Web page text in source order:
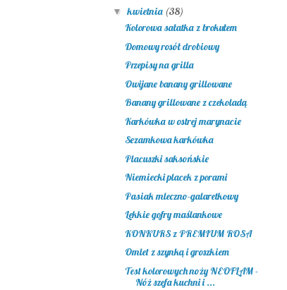
▼kwietnia (38)
Kolorowa sałatka z brokułem
Domowy rosół drobiowy
Przepisy na grilla
Owijane banany grillowane
Banany grillowane z czekoladą
Karkówka w ostrej marynacie
Sezamkowa karkówka
Placuszki saksońskie
Niemiecki placek z porami
Pasiak mleczno-galaretkowy
Lekkie gofry maślankowe
KONKURS z PREMIUM ROSA
Omlet z szynką i groszkiem
Test kolorowych noży NEOFLAM -
Nóż szefa kuchni i ...